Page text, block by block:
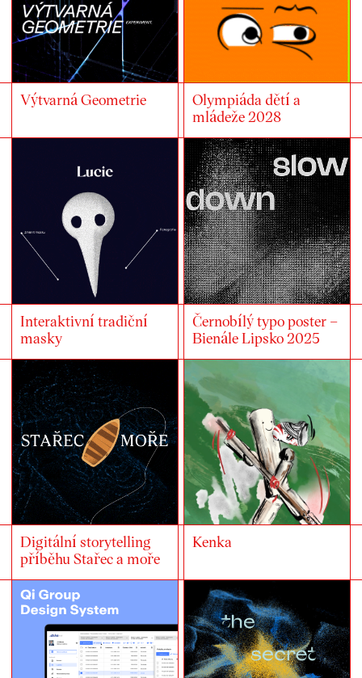
Výtvarná Geometrie
Olympiáda dětí a
mládeže 2028
Interaktivní tradiční
masky
Černobílý typo poster –
Bienále Lipsko 2025
Digitální storytelling
příběhu Stařec a moře
Kenka